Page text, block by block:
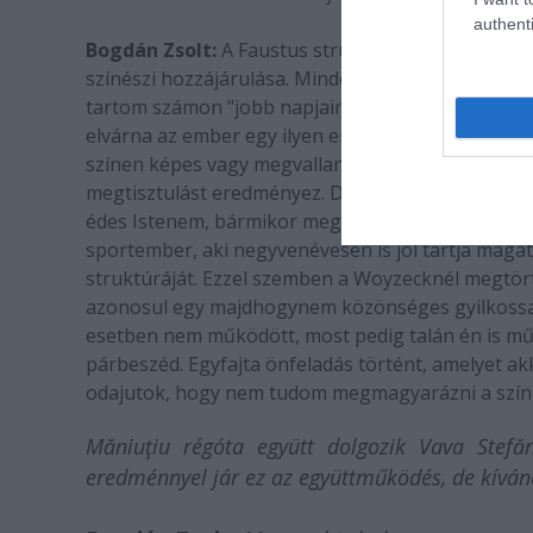
Bogdán Zsolt: A Faustus strukturálisabb
színészi hozzájárulása. Minden egyes
tartom számon "jobb napjaimon" az előadást.
elvárna az ember egy ilyen energiabefektetéstől,
színen képes vagy megvallani saját
megtisztulást eredményez. De nem ez történik. A
édes Istenem, bármikor meghalhatnék én is,
sportember, aki negyvenévesen is jól tartja
struktúráját. Ezzel szemben a Woyzecknél
azonosul egy majdhogynem közönséges
esetben nem működött, most pedig talán én is
párbeszéd. Egyfajta önfeladás történt, amelyet
odajutok, hogy nem tudom megmagyarázni a
Măniuţiu régóta együtt dolgozik Vava
eredménnyel jár ez az együttműködés, de